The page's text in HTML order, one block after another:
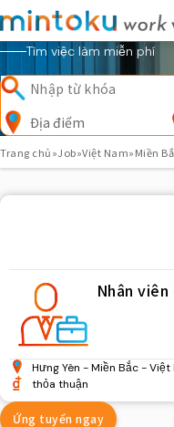
Tìm việc làm miễn phí
Địa điểm
Trang chủ»Job»Việt Nam»Miền
Nhân
Hưng Yên Miền Bắc
Việt
thỏa thuận
Ứng tuyển ngay